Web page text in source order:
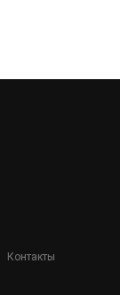
Контакты